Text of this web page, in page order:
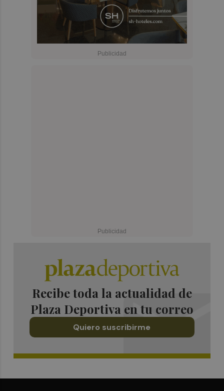
Recibe toda la actualidad de
Plaza Deportiva en tu correo
Quiero suscribirme